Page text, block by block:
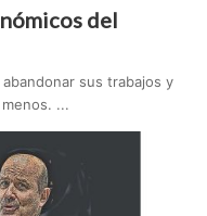
del
sus trabajos y
...